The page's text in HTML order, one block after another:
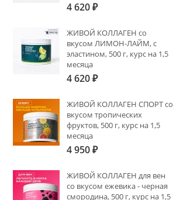
4 620₽
ЖИВОЙ КОЛЛАГЕН со
вкусом ЛИМОН-ЛАЙМ, с
эластином, 500 г, курс на 1,5
месяца
4 620₽
ЖИВОЙ КОЛЛАГЕН СПОРТ со
вкусом тропических
фруктов, 500 г, курс на 1,5
месяца
4 950₽
ЖИВОЙ КОЛЛАГЕН для вен
со вкусом ежевика - черная
смородина, 500 г, курс на 1,5